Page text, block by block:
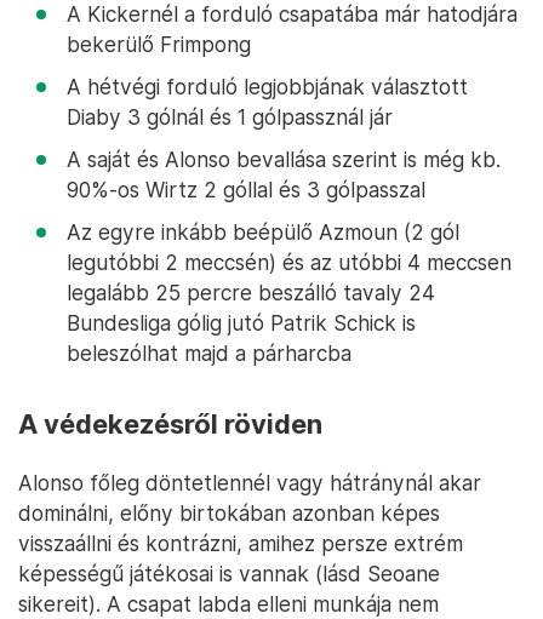
A Kickernél a forduló csapatába már hatodjára
bekerülő Frimpong
A hétvégi forduló legjobbjának választott
Diaby 3 gólnál és 1 gólpassznál jár
A saját és Alonso bevallása szerint is még kb.
90%-os Wirtz 2 góllal és 3 gólpasszal
Az egyre inkább beépülő Azmoun (2 gól
legutóbbi 2 meccsén) és az utóbbi 4 meccsen
legalább 25 percre beszálló tavaly 24
Bundesliga gólig jutó Patrik Schick is
beleszólhat majd a párharcba
A védekezésről röviden
Alonso főleg döntetlennél vagy hátránynál akar
dominálni, előny birtokában azonban képes
visszaállni és kontrázni, amihez persze extrém
képességű játékosai is vannak (lásd Seoane
sikereit). A csapat labda elleni munkája nem